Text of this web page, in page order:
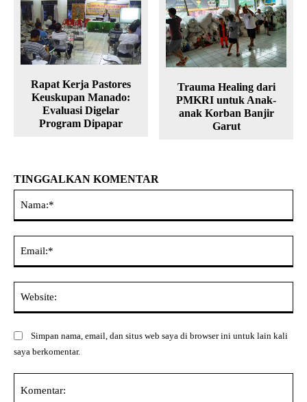
Rapat Kerja Pastores
Keuskupan Manado:
Evaluasi Digelar
Program Dipapar
Trauma Healing dari
PMKRI untuk Anak-
anak Korban Banjir
Garut
TINGGALKAN KOMENTAR
Simpan nama, email, dan situs web saya di browser ini untuk lain kali
saya berkomentar.